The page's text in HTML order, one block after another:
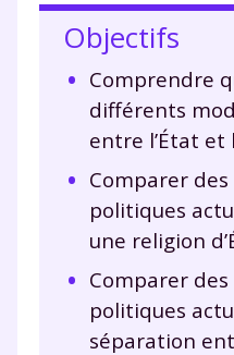
Objectifs
Comprendre
différents
entre l’État et
Comparer des
politiques
une religion
Comparer des
politiques
séparation